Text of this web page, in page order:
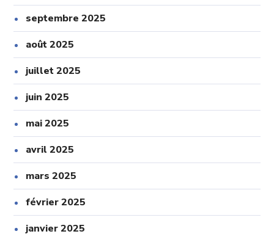
septembre 2025
août 2025
juillet 2025
juin 2025
mai 2025
avril 2025
mars 2025
février 2025
janvier 2025